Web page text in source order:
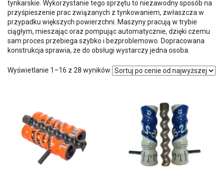
tynkarskie. Wykorzystanie tego sprzętu to niezawodny sposób na
przyśpieszenie prac związanych z tynkowaniem, zwłaszcza w
przypadku większych powierzchni. Maszyny pracują w trybie
ciągłym, mieszając oraz pompując automatycznie, dzięki czemu
sam proces przebiega szybko i bezproblemowo. Dopracowana
konstrukcja sprawia, że do obsługi wystarczy jedna osoba.
Wyświetlanie 1–16 z 28 wyników Posortowane